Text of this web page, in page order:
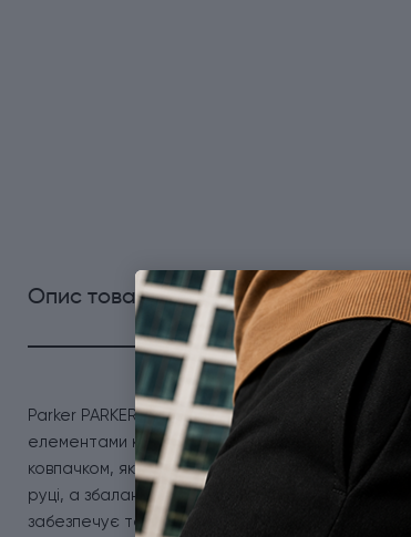
Опис товаруХарактеристики
Parker PARKER 51 Teal Blue CT FP F - перова
елементами класики. Корпус із акрилової
ковпачком, який прикрашений витонченою
руці, а збалансована вага робить письмо
забезпечує тонкі та плавні лінії, які ідеально